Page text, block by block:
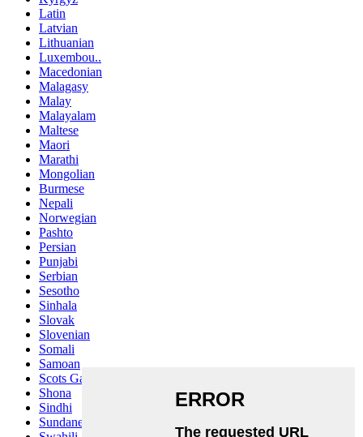
Latin
Latvian
Lithuanian
Luxembou..
Macedonian
Malagasy
Malay
Malayalam
Maltese
Maori
Marathi
Mongolian
Burmese
Nepali
Norwegian
Pashto
Persian
Punjabi
Serbian
Sesotho
Sinhala
Slovak
Slovenian
Somali
Samoan
Scots Gaelic
Shona
Sindhi
Sundanese